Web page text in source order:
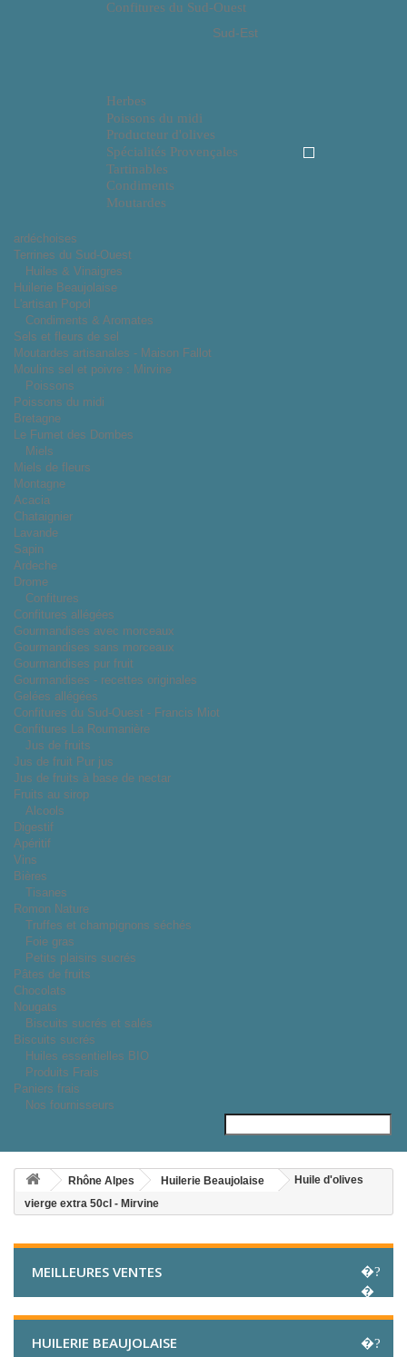
Confitures du Sud-Ouest
Sud-Est
Herbes
Poissons du midi
Producteur d'olives
Spécialités Provençales
Tartinables
Condiments
Moutardes
ardéchoises
Terrines du Sud-Ouest
Huiles & Vinaigres
Huilerie Beaujolaise
L'artisan Popol
Condiments & Aromates
Sels et fleurs de sel
Moutardes artisanales - Maison Fallot
Moulins sel et poivre : Mirvine
Poissons
Poissons du midi
Bretagne
Le Fumet des Dombes
Miels
Miels de fleurs
Montagne
Acacia
Chataignier
Lavande
Sapin
Ardeche
Drome
Confitures
Confitures allégées
Gourmandises avec morceaux
Gourmandises sans morceaux
Gourmandises pur fruit
Gourmandises - recettes originales
Gelées allégées
Confitures du Sud-Ouest - Francis Miot
Confitures La Roumanière
Jus de fruits
Jus de fruit Pur jus
Jus de fruits à base de nectar
Fruits au sirop
Alcools
Digestif
Apéritif
Vins
Bières
Tisanes
Romon Nature
Truffes et champignons séchés
Foie gras
Petits plaisirs sucrés
Pâtes de fruits
Chocolats
Nougats
Biscuits sucrés et salés
Biscuits sucrés
Huiles essentielles BIO
Produits Frais
Paniers frais
Nos fournisseurs
Rhône Alpes Huilerie Beaujolaise
Huile d'olives
vierge extra 50cl - Mirvine
MEILLEURES VENTES
HUILERIE BEAUJOLAISE